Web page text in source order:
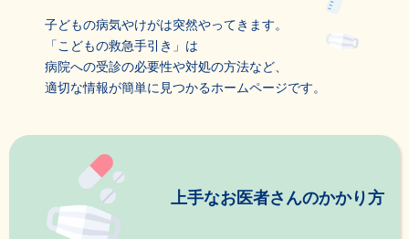
子どもの病気やけがは突然やってきます。
「こどもの救急手引き」は
病院への受診の必要性や対処の方法など、
適切な情報が簡単に見つかるホームページです。
上手なお医者さんのかかり方